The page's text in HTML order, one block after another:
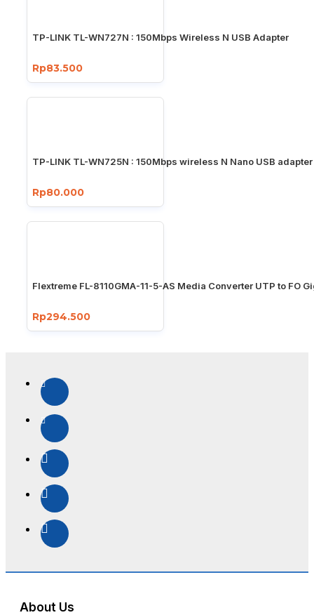
TP-LINK TL-WN727N : 150Mbps Wireless N USB Adapter
Rp83.500
TP-LINK TL-WN725N : 150Mbps wireless N Nano USB adapter
Rp80.000
Flextreme FL-8110GMA-11-5-AS Media Converter UTP to FO
Rp294.500
About Us